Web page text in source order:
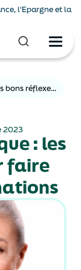
l'Epargne et la
Vieillissement physique : les bons réflexes pour faire face aux transformations
2023
: les
faire